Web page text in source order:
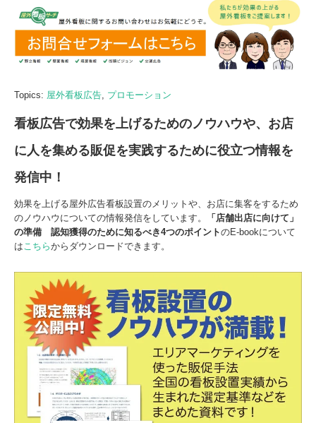
Topics: 屋外看板広告, プロモーション
看板広告で効果を上げるためのノウハウや、お店
に人を集める販促を実践するために役立つ情報を
発信中！
効果を上げる屋外広告看板設置のメリットや、お店に集客をするため
のノウハウについての情報発信をしています。
「店舗出店に向けて」
の準備 認知獲得のために知るべき4つのポイントのE-bookについて
はこちらからダウンロードできます。